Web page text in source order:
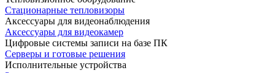
Стационарные тепловизоры
Аксессуары для видеонаблюдения
Аксессуары для видеокамер
Цифровые системы записи на базе ПК
Серверы и готовые решения
Исполнительные устройства